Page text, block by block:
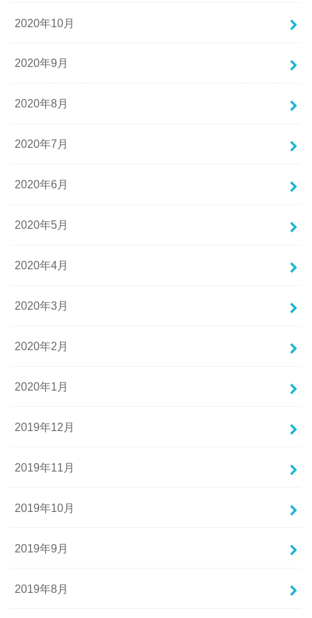
2020年10月
2020年9月
2020年8月
2020年7月
2020年6月
2020年5月
2020年4月
2020年3月
2020年2月
2020年1月
2019年12月
2019年11月
2019年10月
2019年9月
2019年8月